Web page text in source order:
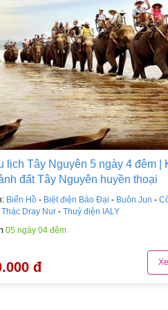
lịch Tây Nguyên 5 ngày 4 đêm |
đất Tây Nguyên huyền thoại
Biển Hồ - Biệt điện Bảo Đại - Buôn Jun -
Thác Dray Nur - Thuỷ điện IALY
05 ngày 04 đêm
đ